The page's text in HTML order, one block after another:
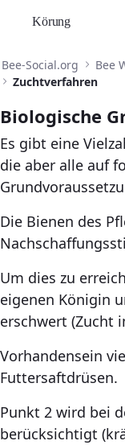
Körung
Bee-Social.org Bee
Zuchtverfahren
Biologische
Es gibt eine
die aber alle auf
Die Bienen des
Um dies zu
eigenen Königin
erschwert (Zucht
Vorhandensein
Futtersaftdrüsen.
Punkt 2 wird bei
berücksichtigt